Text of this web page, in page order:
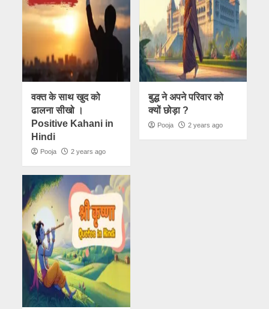
वक्त के साथ खुद को
ढालना सीखो ।
Positive Kahani in
Hindi
Pooja 2 years ago
बुद्ध ने अपने परिवार को
क्यों छोड़ा ?
Pooja 2 years ago